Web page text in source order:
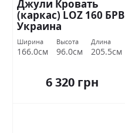
Джули Кровать
(каркас) LOZ 160 БРВ
Украина
Ширина
166.0см
Высота
96.0см
Длина
205.5см
6 320 грн